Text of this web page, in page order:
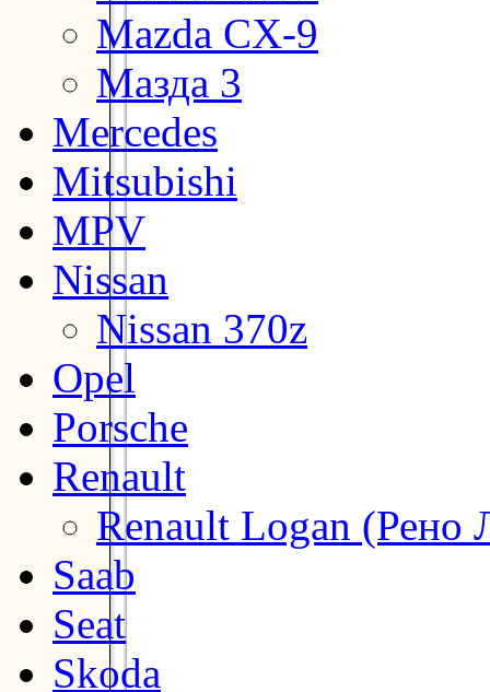
Mazda CX-9
Мазда 3
Mercedes
Mitsubishi
MPV
Nissan
Nissan 370z
Opel
Porsche
Renault
Renault Logan (Рено
Saab
Seat
Skoda